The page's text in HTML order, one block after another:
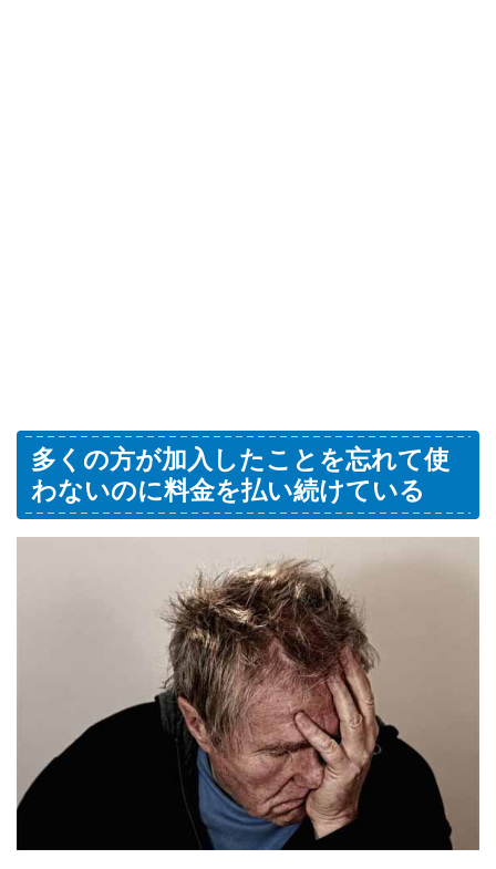
多くの方が加入したことを忘れて使
わないのに料金を払い続けている